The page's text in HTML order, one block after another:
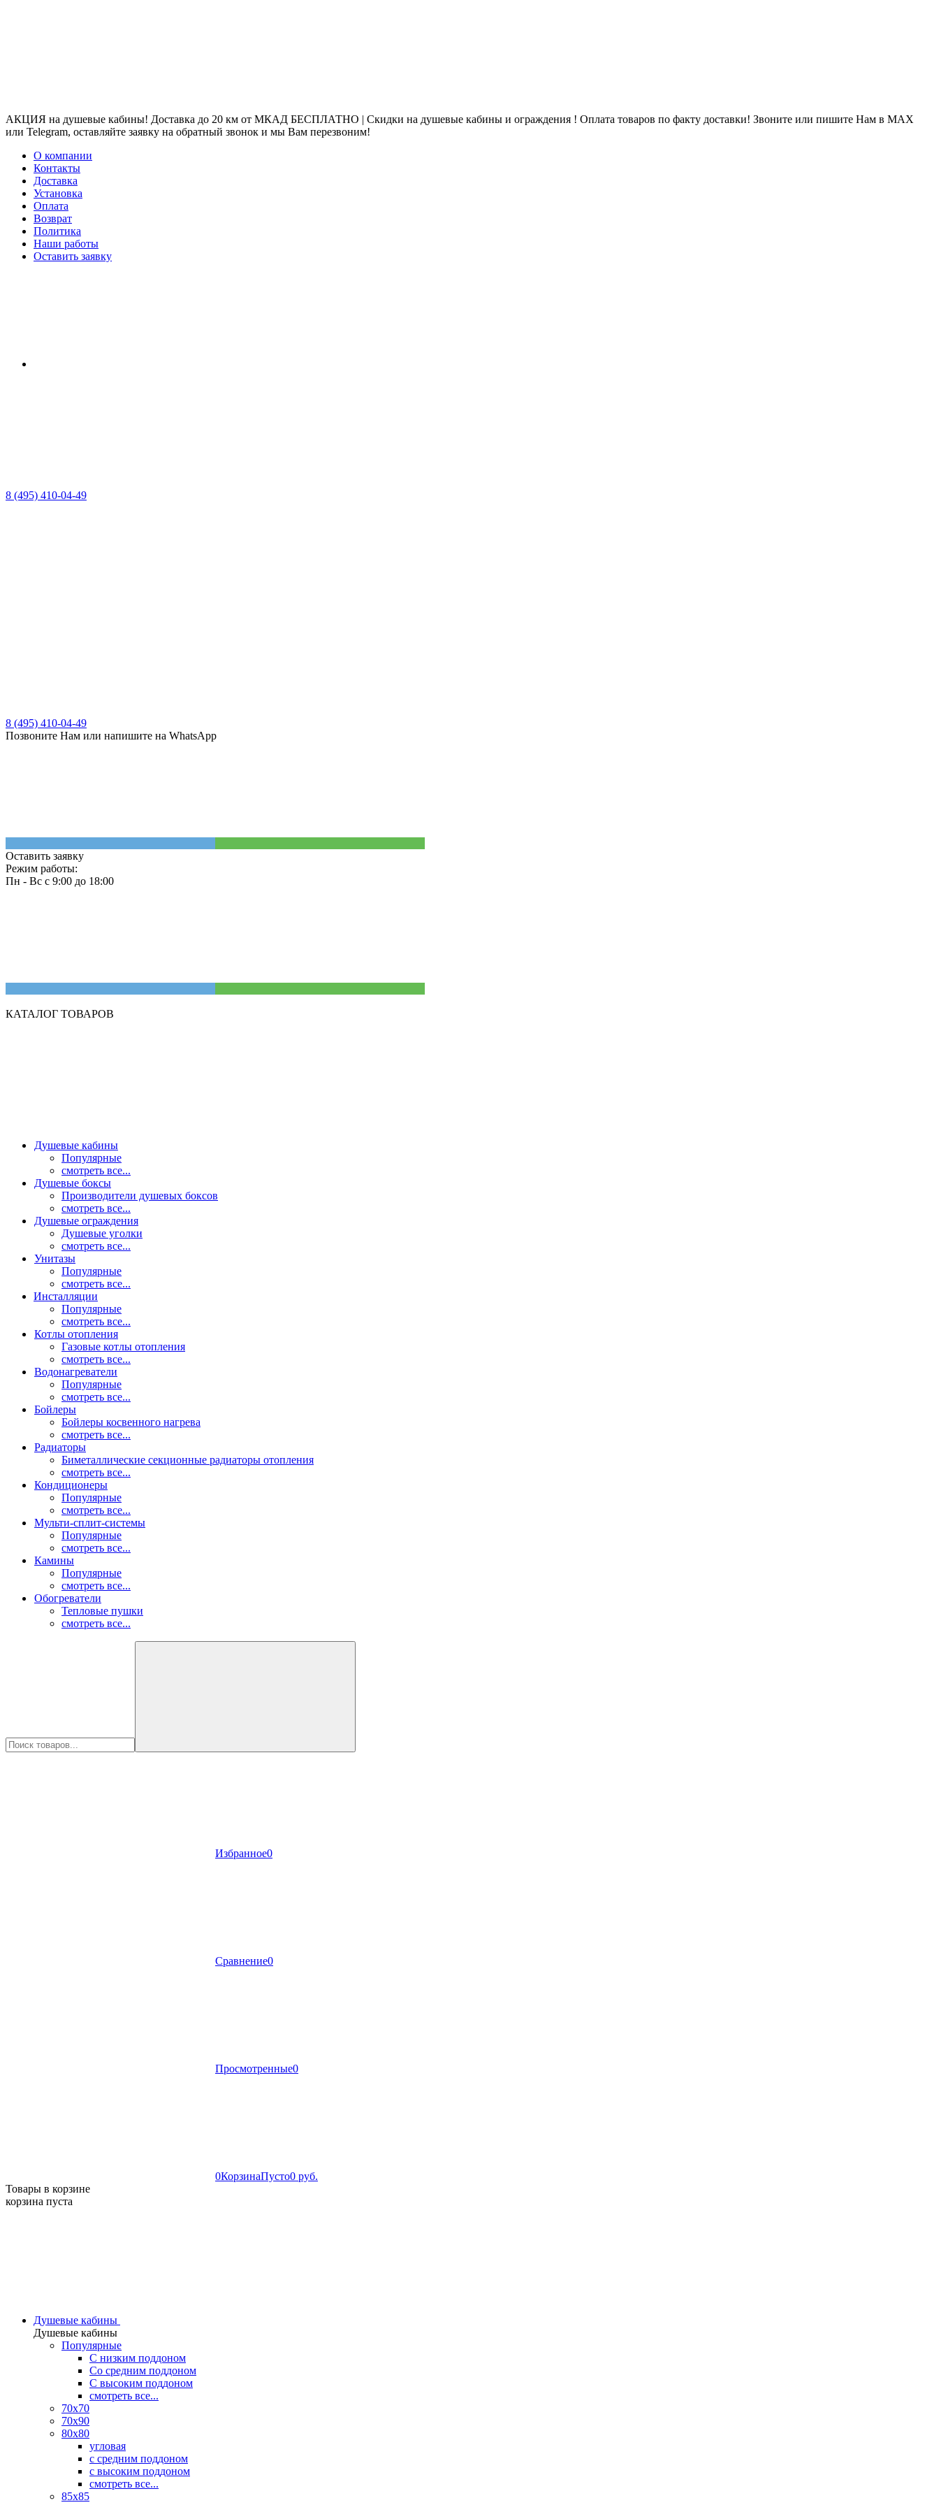
АКЦИЯ на душевые кабины! Доставка до 20 км от МКАД БЕСПЛАТНО | Скидки на душевые кабины и ограждения ! Оплата товаров по факту доставки! Звоните или пишите Нам в MAX
или Telegram, оставляйте заявку на обратный звонок и мы Вам перезвоним!
О компании
Контакты
Доставка
Установка
Оплата
Возврат
Политика
Наши работы
Оставить заявку
8 (495) 410-04-49
8 (495) 410-04-49
Позвоните Нам или напишите на WhatsApp
Оставить заявку
Режим работы:
Пн - Вс с 9:00 до 18:00
КАТАЛОГ ТОВАРОВ
Душевые кабины
Популярные
смотреть все...
Душевые боксы
Производители душевых боксов
смотреть все...
Душевые ограждения
Душевые уголки
смотреть все...
Унитазы
Популярные
смотреть все...
Инсталляции
Популярные
смотреть все...
Котлы отопления
Газовые котлы отопления
смотреть все...
Водонагреватели
Популярные
смотреть все...
Бойлеры
Бойлеры косвенного нагрева
смотреть все...
Радиаторы
Биметаллические секционные радиаторы отопления
смотреть все...
Кондиционеры
Популярные
смотреть все...
Мульти-сплит-системы
Популярные
смотреть все...
Камины
Популярные
смотреть все...
Обогреватели
Тепловые пушки
смотреть все...
Избранное0
Сравнение0
Просмотренные0
0КорзинаПусто0 руб.
Товары в корзине
корзина пуста
Душевые кабины
Душевые кабины
Популярные
C низким поддоном
Со средним поддоном
С высоким поддоном
смотреть все...
70х70
70х90
80х80
угловая
с средним поддоном
с высоким поддоном
смотреть все...
85х85